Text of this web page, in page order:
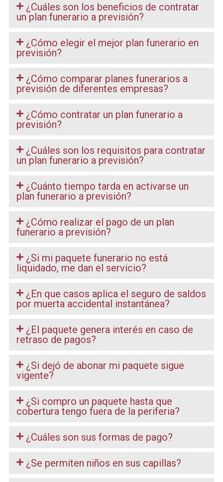
¿Cuáles son los beneficios de contratar
un plan funerario a previsión?
¿Cómo elegir el mejor plan funerario en
previsión?
¿Cómo comparar planes funerarios a
previsión de diferentes empresas?
¿Cómo contratar un plan funerario a
previsión?
¿Cuáles son los requisitos para contratar
un plan funerario a previsión?
¿Cuánto tiempo tarda en activarse un
plan funerario a previsión?
¿Cómo realizar el pago de un plan
funerario a previsión?
¿Si mi paquete funerario no está
liquidado, me dan el servicio?
¿En que casos aplica el seguro de saldos
por muerta accidental instantánea?
¿El paquete genera interés en caso de
retraso de pagos?
¿Si dejó de abonar mi paquete sigue
vigente?
¿Si compro un paquete hasta que
cobertura tengo fuera de la periferia?
¿Cuáles son sus formas de pago?
¿Se permiten niños en sus capillas?